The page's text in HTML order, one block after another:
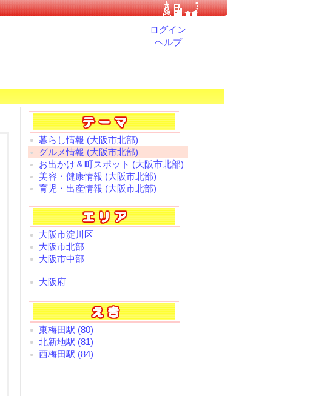
ログイン
ヘルプ
暮らし情報 (大阪市北部)
グルメ情報 (大阪市北部)
お出かけ＆町スポット (大阪市北部)
美容・健康情報 (大阪市北部)
育児・出産情報 (大阪市北部)
大阪市淀川区
大阪市北部
大阪市中部
大阪府
東梅田駅 (80)
北新地駅 (81)
西梅田駅 (84)